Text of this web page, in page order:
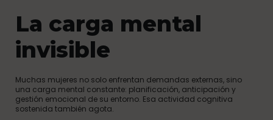
La carga mental
invisible
Muchas mujeres no solo enfrentan demandas externas, sino
una carga mental constante: planificación, anticipación y
gestión emocional de su entorno. Esa actividad cognitiva
sostenida también agota.